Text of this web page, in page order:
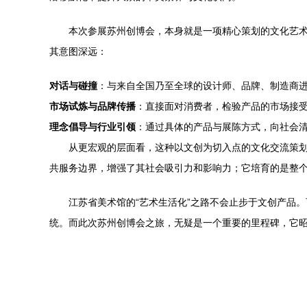
本次参展苏州创博会，本身就是一项精心策划的文化艺
其意图深远：
对话与碰撞 ：与来自全国乃至全球的设计师、品牌、制造
市场试炼与品牌传播 ：直接面对消费者，检验产品的市场接
理念倡导与行业引领 ：通过具体的产品与展陈方式，向社会
从更宏观的层面看，这种以文创为切入点的文化交流策
共服务边界，增强了其社会吸引力和影响力；它培育的是整
江苏省美术馆的“艺术生活化”之路不会止步于文创产品
统。而此次苏州创博会之旅，无疑是一个重要的里程碑，它